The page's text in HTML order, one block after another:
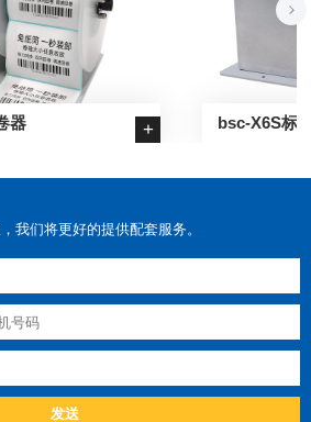
器 + bsc-X6S标
我们将更好的提供配套服务。